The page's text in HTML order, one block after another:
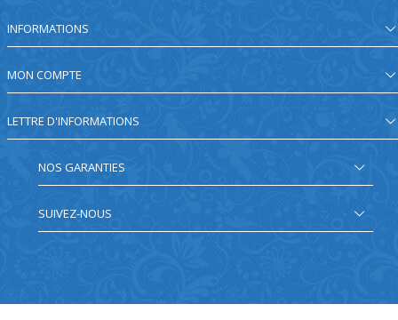
INFORMATIONS
MON COMPTE
LETTRE D'INFORMATIONS
NOS GARANTIES
SUIVEZ-NOUS